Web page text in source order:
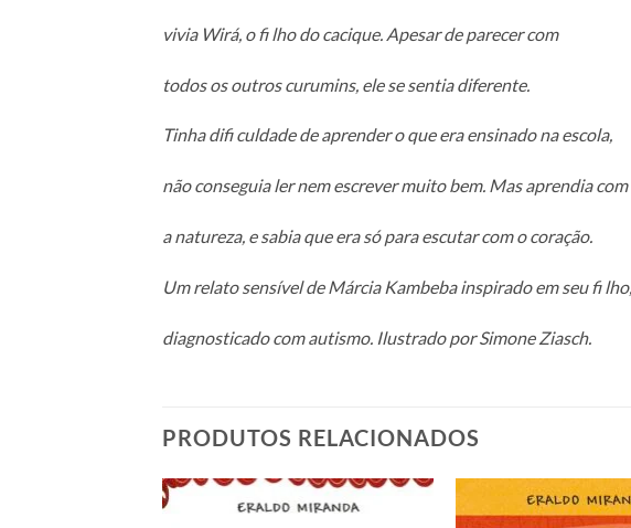
vivia Wirá, o fi lho do cacique. Apesar de parecer com
todos os outros curumins, ele se sentia diferente.
Tinha difi culdade de aprender o que era ensinado na escola,
não conseguia ler nem escrever muito bem. Mas aprendia com
a natureza, e sabia que era só para escutar com o coração.
Um relato sensível de Márcia Kambeba inspirado em seu fi lho,
diagnosticado com autismo. Ilustrado por Simone Ziasch.
PRODUTOS RELACIONADOS